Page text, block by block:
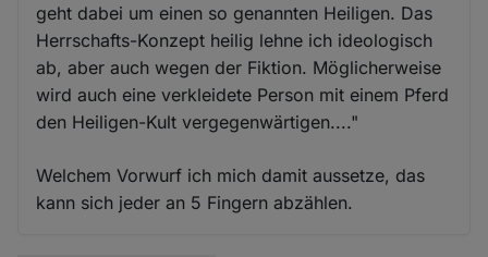
geht dabei um einen so genannten Heiligen. Das
Herrschafts-Konzept heilig lehne ich ideologisch
ab, aber auch wegen der Fiktion. Möglicherweise
wird auch eine verkleidete Person mit einem Pferd
den Heiligen-Kult vergegenwärtigen...."
Welchem Vorwurf ich mich damit aussetze, das
kann sich jeder an 5 Fingern abzählen.